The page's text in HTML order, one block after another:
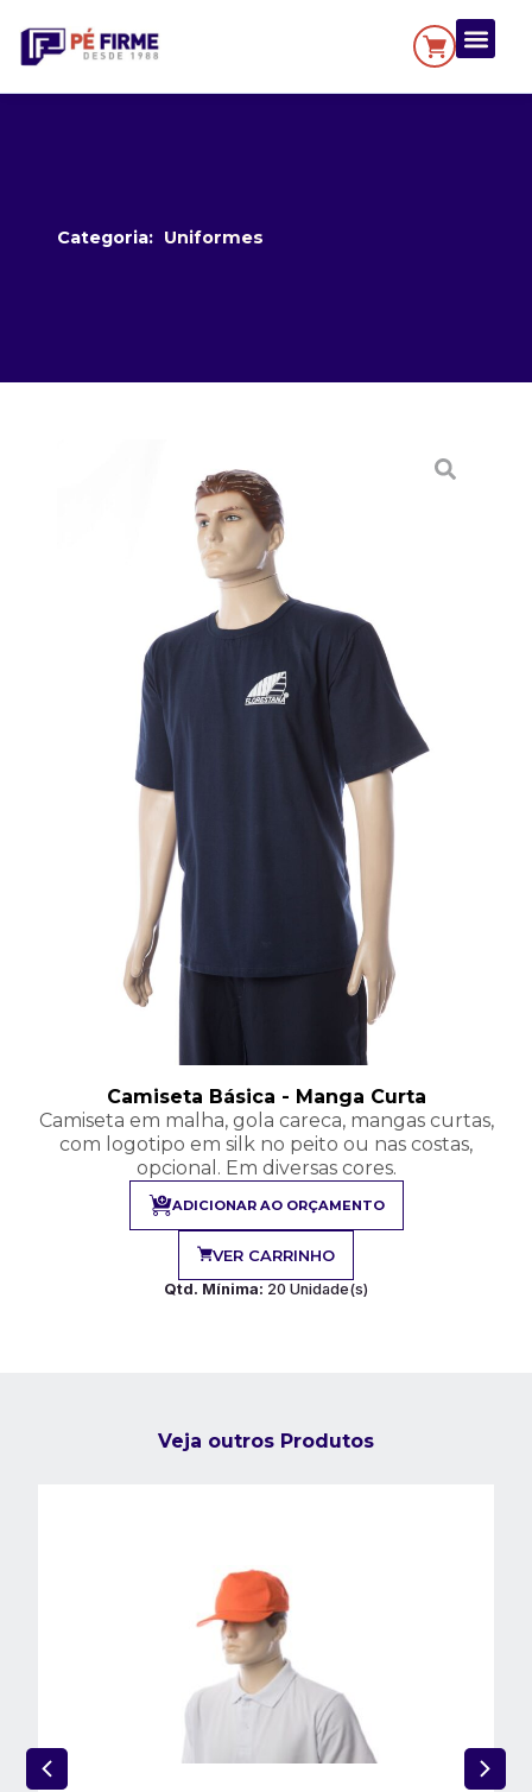
Categoria: Uniformes
Camiseta Básica - Manga Curta
Camiseta em malha, gola careca, mangas curtas,
com logotipo em silk no peito ou nas costas,
opcional. Em diversas cores.
ADICIONAR AO ORÇAMENTO
VER CARRINHO
Qtd. Mínima: 20 Unidade(s)
Veja outros Produtos